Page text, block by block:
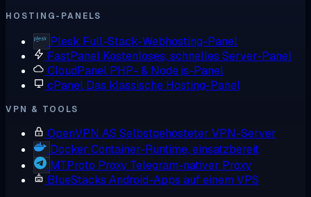
HOSTING-PANELS
Plesk Full-Stack-Webhosting-Panel
FastPanel Kostenloses, schnelles Server-Panel
CloudPanel PHP- & Node.js-Panel
cPanel Das klassische Hosting-Panel
VPN & TOOLS
OpenVPN AS Selbstgehosteter VPN-Server
Docker Container-Runtime, einsatzbereit
MTProto Proxy Telegram-nativer Proxy
BlueStacks Android-Apps auf einem VPS